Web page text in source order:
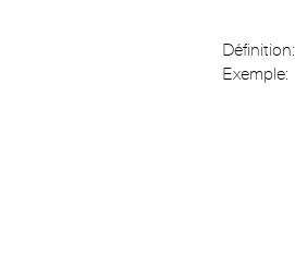
Définition:
Exemple: